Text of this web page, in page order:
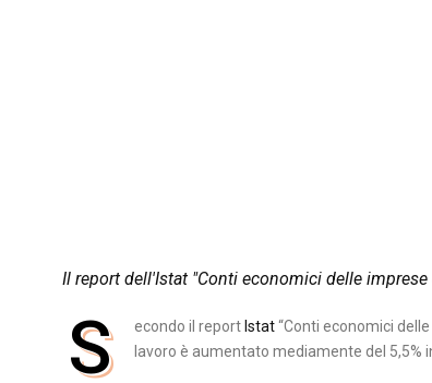
Il report dell'Istat "Conti economici delle imprese
S econdo il report Istat“Conti economici
lavoro è aumentato mediamente del